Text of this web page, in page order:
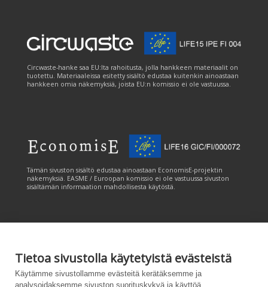
Tietoa sivustolla käytetyistä evästeistä
Käytämme sivustollamme evästeitä kerätäksemme ja
analysoidaksemme sivuston suorituskykyä ja käyttöä,
Circwaste-hanke saa EU:lta rahoitusta, jolla hankkeen materiaalit on
tuotettu. Materiaaleissa esitetty sisältö edustaa kuitenkin ainoastaan
hankkeen omia näkemyksiä, joista EU:n komissio ei ole vastuussa.
Tämän sivuston sisältö edustaa ainoastaan EconomisE-projektin
näkemyksiä. EASME / Euroopan komissio ei ole vastuussa sivuston
sisältämän informaation mahdollisesta käytöstä.
Tämän sivuston tuottamiseen on saatu rahoitusta Euroopan unionin
LIFE-ohjelmasta. Tämän sivuston sisältö edustaa ainoastaan